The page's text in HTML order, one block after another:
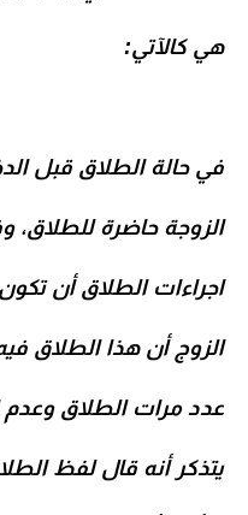
هي كالآتي:
في حالة الطلاق قبل
الزوجة حاضرة للطلاق،
اجراءات الطلاق أن
الزوج أن هذا الطلاق
عدد مرات الطلاق وعدم
يتذكر أنه قال لفظ